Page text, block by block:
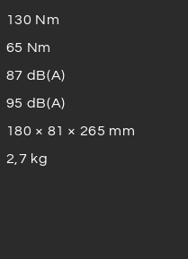
130 Nm
65 Nm
87 dB(A)
95 dB(A)
180 × 81 × 265 mm
2,7 kg